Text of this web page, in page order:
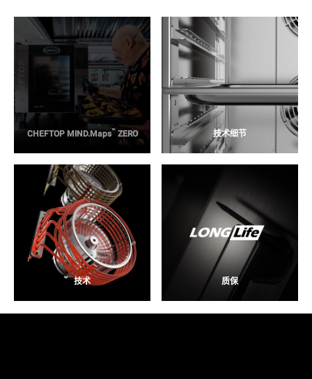
CHEFTOP MIND.Maps™ZERO 技术细节
技术 质保